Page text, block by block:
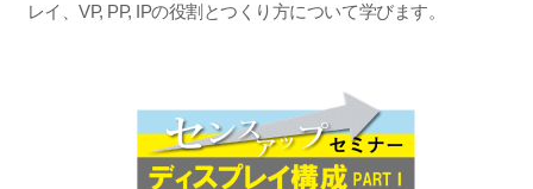
レイ、VP, PP, IPの役割とつくり方について学びます。